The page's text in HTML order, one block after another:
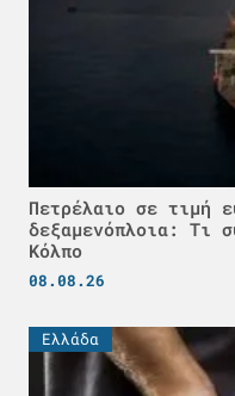
Πετρέλαιο σε τιμή
δεξαμενόπλοια: Τι
Κόλπο
08.08.26
Ελλάδα